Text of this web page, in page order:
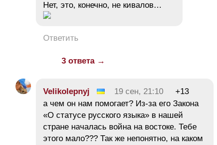
Нет, это, конечно, не кивалов…
Ответить
3 ответа →
Velikolepnyj 19 сен, 21:10
+13
а чем он нам помогает? Из-за его Закона
«О статусе русского языка» в нашей
стране началась война на востоке. Тебе
этого мало??? Так же непонятно, на каком